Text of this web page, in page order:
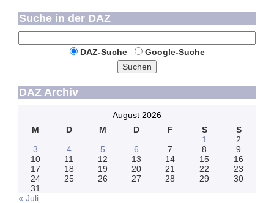
Suche in der DAZ
DAZ-Suche
Google-Suche
Suchen
DAZ Archiv
August 2026
M
D M D F S
S
1
2
3
4 5 6 7 8
9
10
11 12 13 14 15
16
17
18 19 20 21 22
23
24
25 26 27 28 29
30
31
« Juli